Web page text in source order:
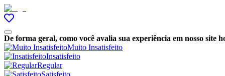
De forma geral, como você avalia sua experiência em nosso site
Muito Insatisfeito
Insatisfeito
Regular
Satisfeito